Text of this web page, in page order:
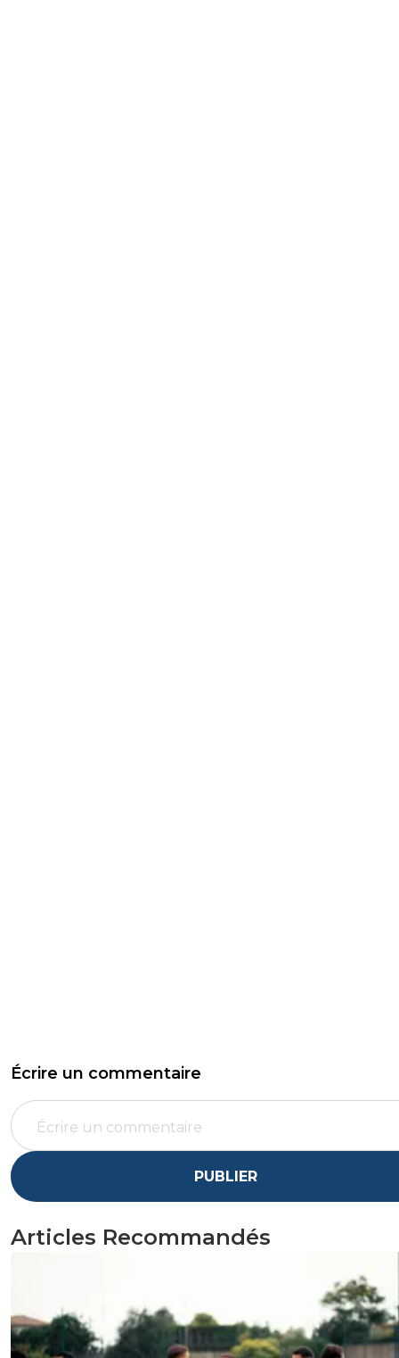
Écrire un commentaire
PUBLIER
Articles Recommandés